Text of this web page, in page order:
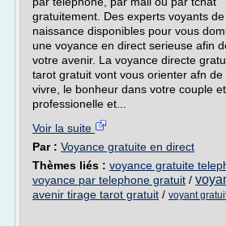
gratuitement. Des experts voyants de
naissance disponibles pour vous
une voyance en direct serieuse afin
votre avenir. La voyance directe
tarot gratuit vont vous orienter afn
vivre, le bonheur dans votre couple
professionelle et...
Voir la suite
Par : Voyance gratuite en direct
Thèmes liés : voyance gratuite
voyance par telephone gratuit /
avenir tirage tarot gratuit / voyant